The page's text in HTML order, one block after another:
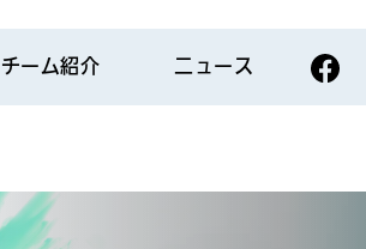
チーム紹介 ニュース